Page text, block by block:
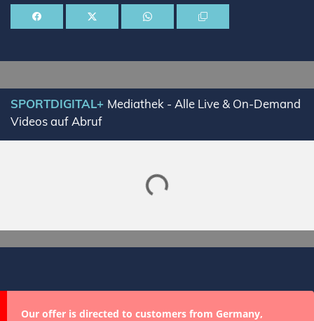
SPORTDIGITAL+ Mediathek - Alle Live & On-Demand
Videos auf Abruf
Lade SPORTDIGITAL+ Mediathek
Our offer is directed to customers from Germany,